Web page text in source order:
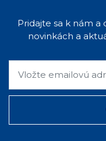
Pridajte sa k nám a
novinkách a